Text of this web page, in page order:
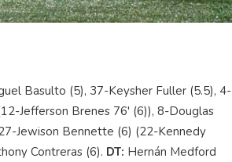
Basulto (5), 37-Keysher Fuller (5.5), 4-
Jefferson Brenes 76' (6)), 8-Douglas
Jewison Bennette (6) (22-Kennedy
Contreras (6). DT: Hernán Medford